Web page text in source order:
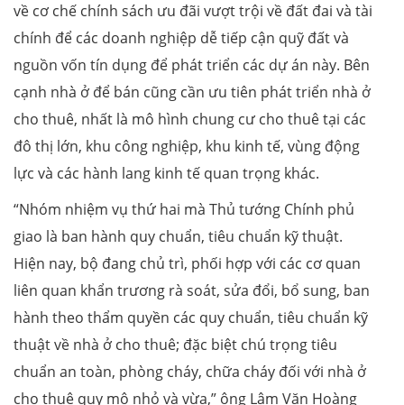
về cơ chế chính sách ưu đãi vượt trội về đất đai và tài
chính để các doanh nghiệp dễ tiếp cận quỹ đất và
nguồn vốn tín dụng để phát triển các dự án này. Bên
cạnh nhà ở để bán cũng cần ưu tiên phát triển nhà ở
cho thuê, nhất là mô hình chung cư cho thuê tại các
đô thị lớn, khu công nghiệp, khu kinh tế, vùng động
lực và các hành lang kinh tế quan trọng khác.
“Nhóm nhiệm vụ thứ hai mà Thủ tướng Chính phủ
giao là ban hành quy chuẩn, tiêu chuẩn kỹ thuật.
Hiện nay, bộ đang chủ trì, phối hợp với các cơ quan
liên quan khẩn trương rà soát, sửa đổi, bổ sung, ban
hành theo thẩm quyền các quy chuẩn, tiêu chuẩn kỹ
thuật về nhà ở cho thuê; đặc biệt chú trọng tiêu
chuẩn an toàn, phòng cháy, chữa cháy đối với nhà ở
cho thuê quy mô nhỏ và vừa,” ông Lâm Văn Hoàng